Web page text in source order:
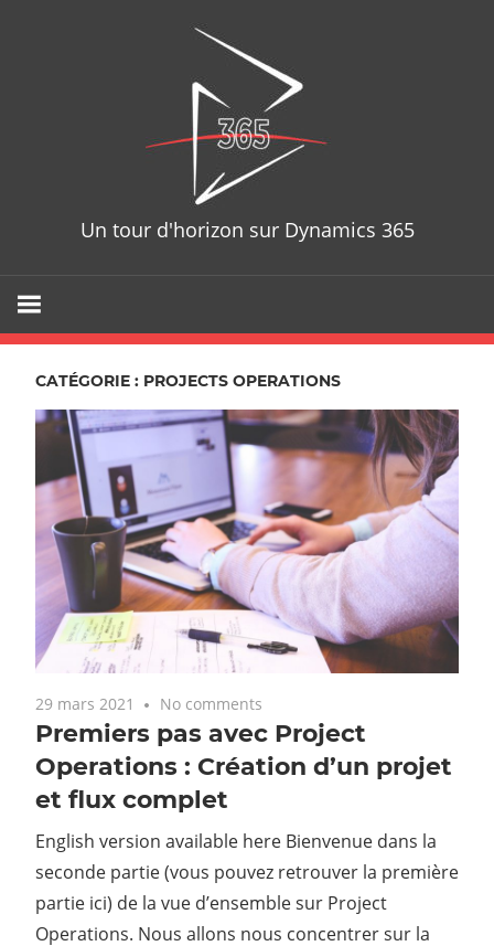
Un tour d'horizon sur Dynamics 365
CATÉGORIE : PROJECTS OPERATIONS
29 mars 2021 No comments
Premiers pas avec Project
Operations : Création d’un projet
et flux complet
English version available here Bienvenue dans la
seconde partie (vous pouvez retrouver la première
partie ici) de la vue d’ensemble sur Project
Operations. Nous allons nous concentrer sur la